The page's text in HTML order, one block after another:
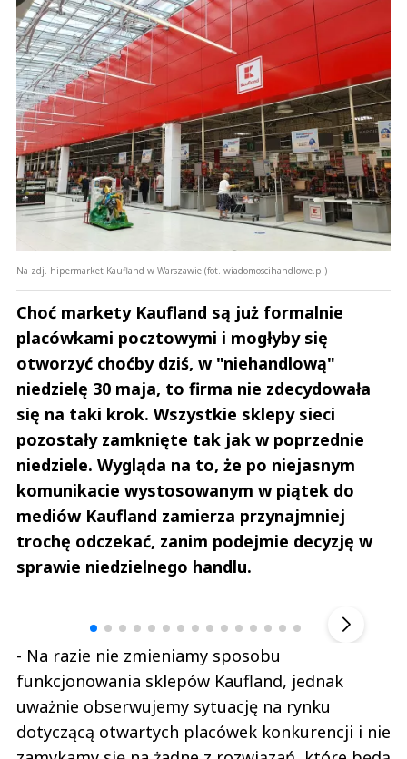
Na zdj. hipermarket Kaufland w Warszawie (fot. wiadomoscihandlowe.pl)
Choć markety Kaufland są już formalnie
placówkami pocztowymi i mogłyby się
otworzyć choćby dziś, w "niehandlową"
niedzielę 30 maja, to firma nie zdecydowała
się na taki krok. Wszystkie sklepy sieci
pozostały zamknięte tak jak w poprzednie
niedziele. Wygląda na to, że po niejasnym
komunikacie wystosowanym w piątek do
mediów Kaufland zamierza przynajmniej
trochę odczekać, zanim podejmie decyzję w
sprawie niedzielnego handlu.
- Na razie nie zmieniamy sposobu
funkcjonowania sklepów Kaufland, jednak
uważnie obserwujemy sytuację na rynku
dotyczącą otwartych placówek konkurencji i nie